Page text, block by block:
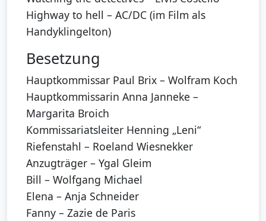
Highway to hell – AC/DC (im Film als
Handyklingelton)
Besetzung
Hauptkommissar Paul Brix – Wolfram Koch
Hauptkommissarin Anna Janneke –
Margarita Broich
Kommissariatsleiter Henning „Leni“
Riefenstahl – Roeland Wiesnekker
Anzugträger – Ygal Gleim
Bill – Wolfgang Michael
Elena – Anja Schneider
Fanny – Zazie de Paris